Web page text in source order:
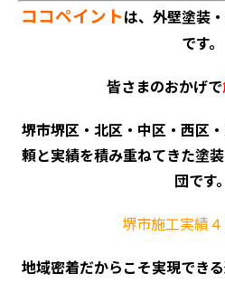
ココペイントは、外壁塗装
です。
皆さまのおかげで
堺市堺区・北区・中区・西区
頼と実績を積み重ねてきた塗
団です。
堺市施工実績
地域密着だからこそ実現でき